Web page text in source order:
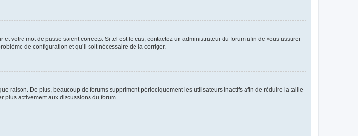
votre mot de passe soient corrects. Si tel est le cas, contactez un administrateur du forum afin de vous assurer
de configuration et qu’il soit nécessaire de la corriger.
raison. De plus, beaucoup de forums suppriment périodiquement les utilisateurs inactifs afin de réduire la taille
plus activement aux discussions du forum.